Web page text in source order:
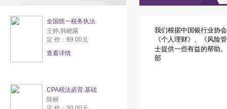
全国统一税务执法
王婷,韩晓露
定 价：89.00元
查看详情
CPA税法必背.基础
陈丽
我们根据中国银行业协
《个人理财》、《风险
士提供一些有益的帮助
部